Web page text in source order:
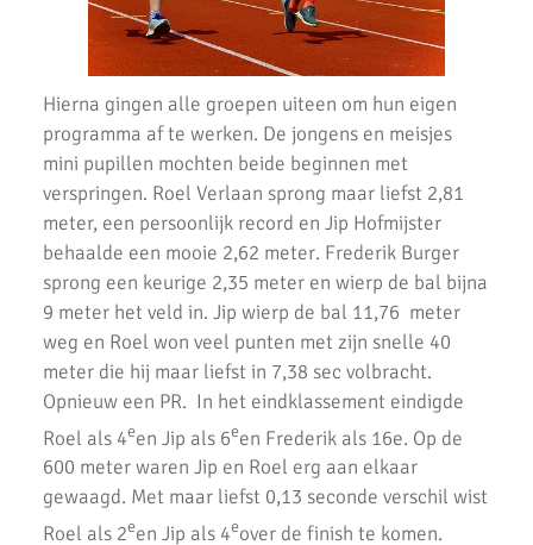
Succesvolle Interne Cross Competitie AKU
3e AKU Corona Cross
2e AKU Corona Cross
1e AKU Corona Cross
Veel enthousiaste kinderen op AKU Open Dag 2020
AKU-atleten laten zich zien bij de finale van de crosscompetitie
De Springschans winnaar wisselbeker GeZZinsloop Uithoorns
Mooiste 2020
Geweldige crosscompetitie bij AKU
AH Jos van den Berg Scholierenveldloop geweldig
AKU pupillen in topvorm tijdens finale.
Hierna gingen alle groepen uiteen om hun eigen
programma af te werken. De jongens en meisjes
mini pupillen mochten beide beginnen met
verspringen. Roel Verlaan sprong maar liefst 2,81
meter, een persoonlijk record en Jip Hofmijster
behaalde een mooie 2,62 meter. Frederik Burger
sprong een keurige 2,35 meter en wierp de bal bijna
9 meter het veld in. Jip wierp de bal 11,76 meter
weg en Roel won veel punten met zijn snelle 40
meter die hij maar liefst in 7,38 sec volbracht.
Opnieuw een PR. In het eindklassement eindigde
Roel als 4een Jip als 6een Frederik als 16e. Op de
600 meter waren Jip en Roel erg aan elkaar
gewaagd. Met maar liefst 0,13 seconde verschil wist
Roel als 2een Jip als 4eover de finish te komen.